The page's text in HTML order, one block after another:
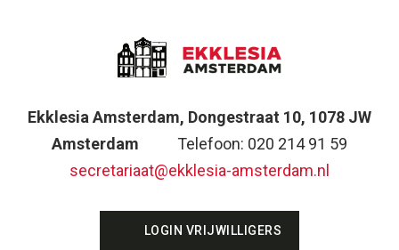
Ekklesia Amsterdam, Dongestraat 10, 1078 JW
Amsterdam
Telefoon: 020 214 91 59
secretariaat@ekklesia-amsterdam.nl
LOGIN VRIJWILLIGERS